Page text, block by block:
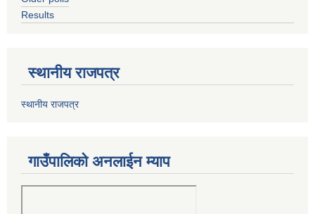
Results
स्थानीय राजपत्र
स्थानीय राजपत्र
गाउँपालिको अनलाईन म्याप